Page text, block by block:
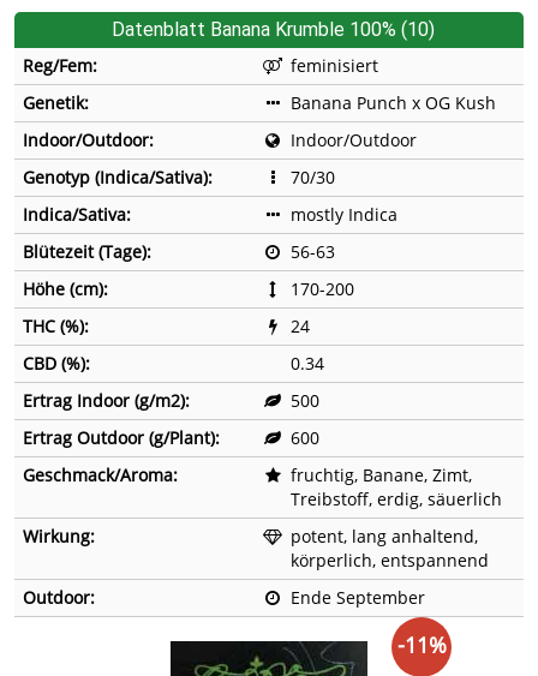
Datenblatt Banana Krumble 100% (10)
Reg/Fem:
feminisiert
Genetik:
Banana Punch x OG Kush
Indoor/Outdoor:
Indoor/Outdoor
Genotyp (Indica/Sativa):
70/30
Indica/Sativa:
mostly Indica
Blütezeit (Tage):
56-63
Höhe (cm):
170-200
THC (%):
24
CBD (%):
0.34
Ertrag Indoor (g/m2):
500
Ertrag Outdoor (g/Plant):
600
Geschmack/Aroma:
fruchtig, Banane, Zimt,
Treibstoff, erdig, säuerlich
Wirkung:
potent, lang anhaltend,
körperlich, entspannend
Outdoor:
Ende September
-11%